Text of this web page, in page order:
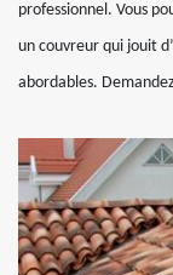
professionnel. Vous
un couvreur qui jouit
abordables.